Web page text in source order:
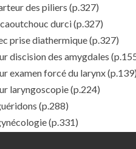
des piliers (p.327)
durci(p.327)
prise diathermique(p.327)
discision des amygdales
examen forcé du larynx
laryngoscopie(p.224)
(p.288)
(p.331)